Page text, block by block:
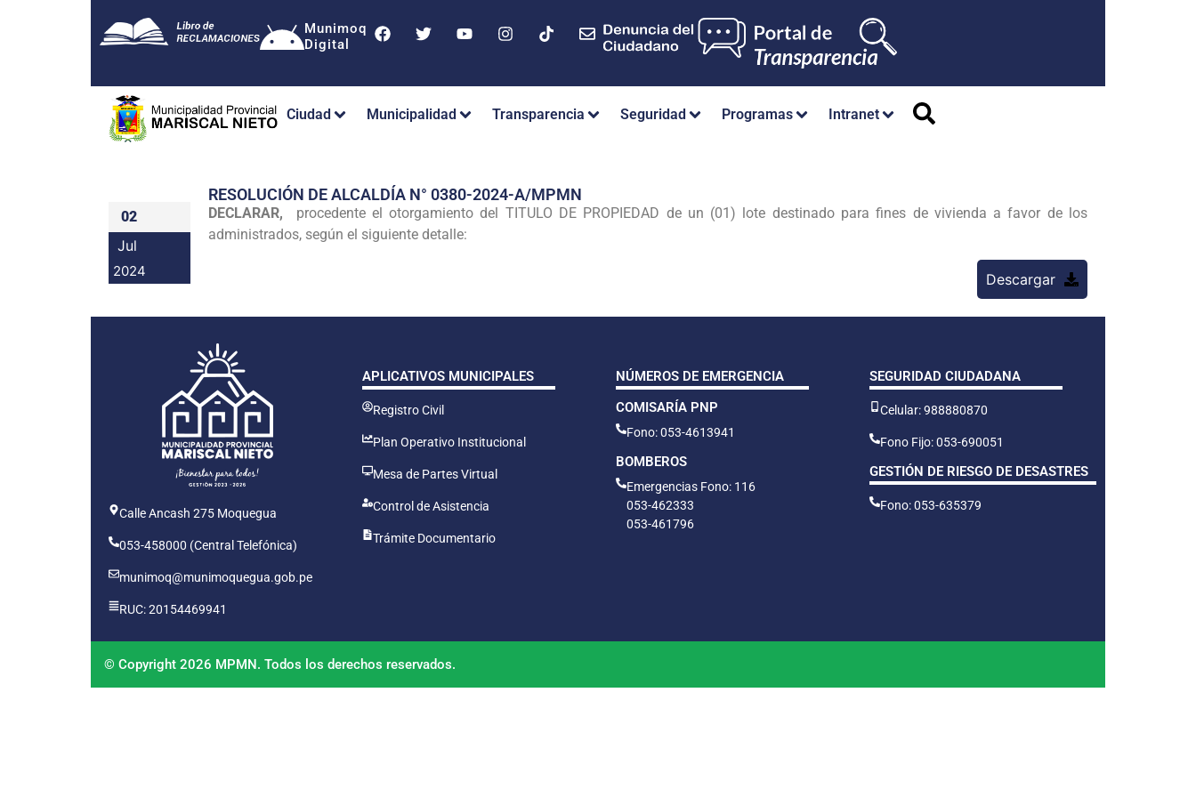
Munimoq
Digital
Ciudad Municipalidad Transparencia Seguridad Programas Intranet
02
Jul
2024
RESOLUCIÓN DE ALCALDÍA N° 0380-2024-A/MPMN
DECLARAR, procedente el otorgamiento del TITULO DE PROPIEDAD de un (01) lote destinado para fines de vivienda a favor de los
administrados, según el siguiente detalle:
Descargar
Calle Ancash 275 Moquegua
053-458000 (Central Telefónica)
munimoq@munimoquegua.gob.pe
RUC: 20154469941
APLICATIVOS MUNICIPALES
Registro Civil
Plan Operativo Institucional
Mesa de Partes Virtual
Control de Asistencia
Trámite Documentario
NÚMEROS DE EMERGENCIA
COMISARÍA PNP
Fono: 053-4613941
BOMBEROS
Emergencias Fono: 116
053-462333
053-461796
SEGURIDAD CIUDADANA
Celular: 988880870
Fono Fijo: 053-690051
GESTIÓN DE RIESGO DE DESASTRES
Fono: 053-635379
© Copyright 2026 MPMN. Todos los derechos reservados.